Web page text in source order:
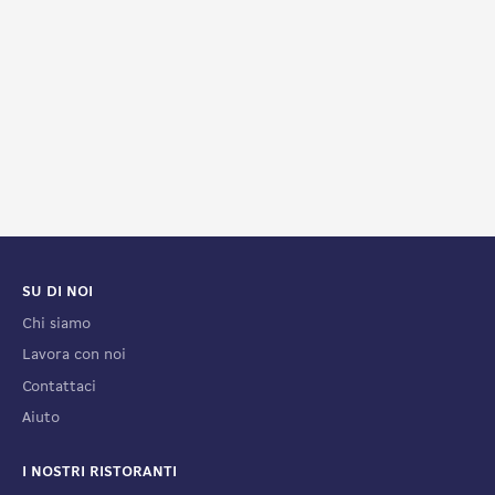
SU DI NOI
Chi siamo
Lavora con noi
Contattaci
Aiuto
I NOSTRI RISTORANTI